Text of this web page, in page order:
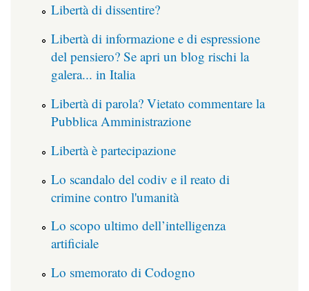
Libertà di dissentire?
Libertà di informazione e di espressione
del pensiero? Se apri un blog rischi la
galera... in Italia
Libertà di parola? Vietato commentare la
Pubblica Amministrazione
Libertà è partecipazione
Lo scandalo del codiv e il reato di
crimine contro l'umanità
Lo scopo ultimo dell’intelligenza
artificiale
Lo smemorato di Codogno